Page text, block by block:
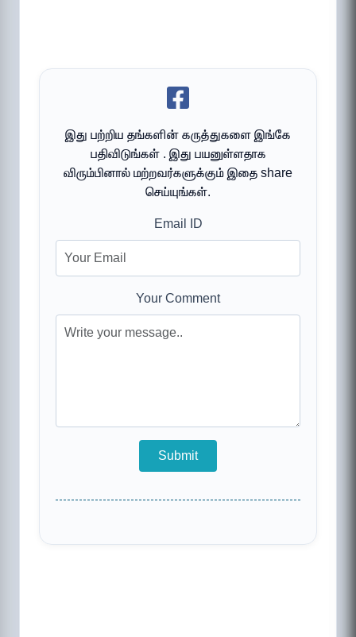
இது பற்றிய தங்களின் கருத்துகளை இங்கே
பதிவிடுங்கள் . இது பயனுள்ளதாக
விரும்பினால் மற்றவர்களுக்கும் இதை share
செய்யுங்கள்.
Email ID
Your Comment